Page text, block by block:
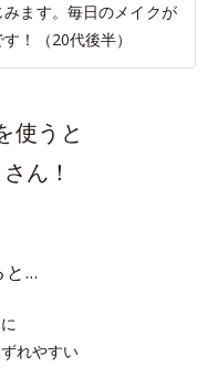
ます。毎日のメイクが
！（20代後半）
使うと
ん！
と…
れやすい